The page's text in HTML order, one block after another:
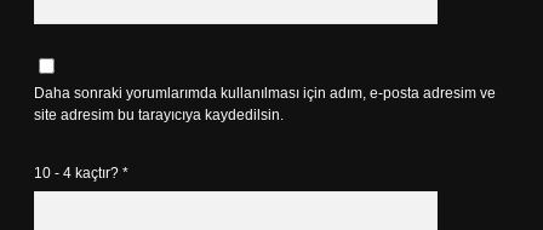
Daha sonraki yorumlarımda kullanılması için adım, e-posta adresim ve
site adresim bu tarayıcıya kaydedilsin.
10 - 4 kaçtır? *